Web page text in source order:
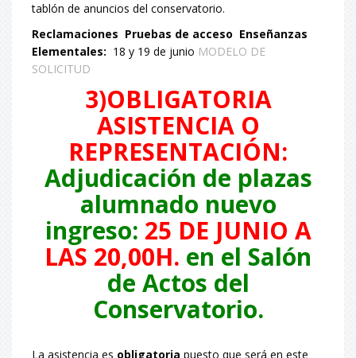
tablón de anuncios del conservatorio.
Reclamaciones Pruebas de acceso Enseñanzas
Elementales: 18 y 19 de junio MODELO DE
SOLICITUD
3)OBLIGATORIA
ASISTENCIA O
REPRESENTACIÓN:
Adjudicación de plazas
alumnado nuevo
ingreso: 25 DE JUNIO A
LAS 20,00H. en el Salón
de Actos del
Conservatorio.
La asistencia es obligatoria puesto que será en este